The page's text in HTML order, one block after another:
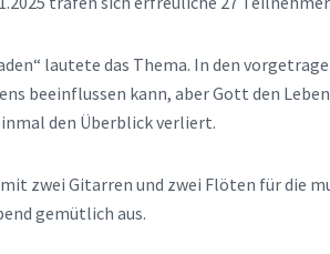
lautete das Thema. In den
beeinflussen kann, aber Gott den
den Überblick verliert.
zwei Gitarren und zwei Flöten für die
gemütlich aus.